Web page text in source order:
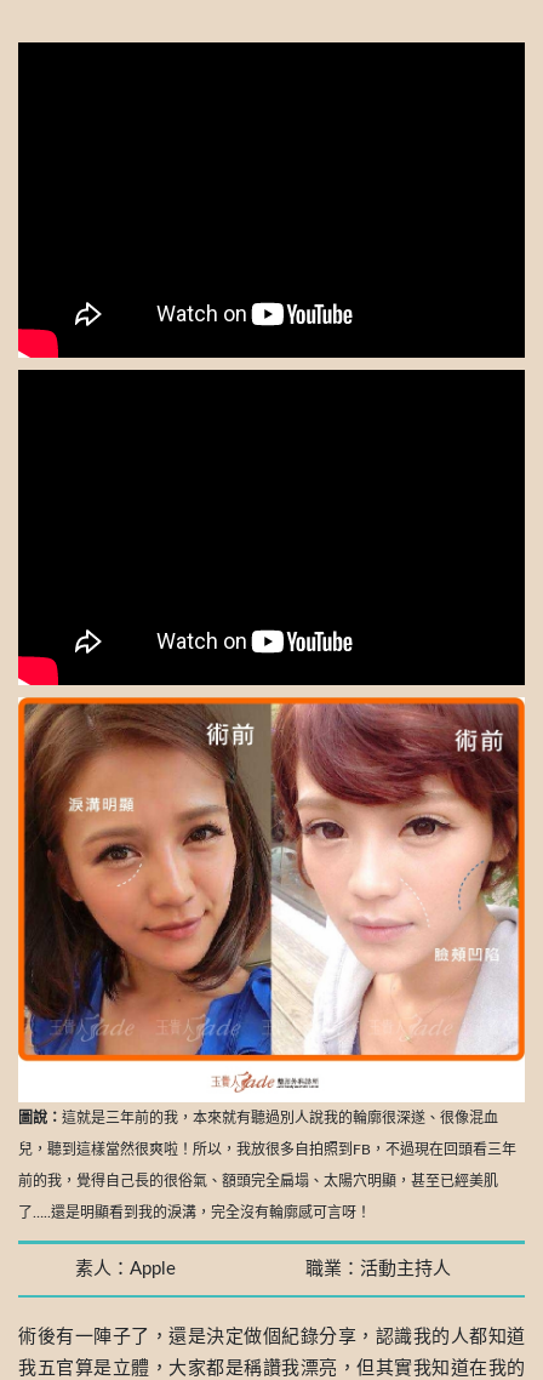
圖說： 這就是三年前的我，本來就有聽過別人說我的輪廓很深遂、很像混血
兒，聽到這樣當然很爽啦！所以，我放很多自拍照到FB，不過現在回頭看三年
前的我，覺得自己長的很俗氣、額頭完全扁塌、太陽穴明顯，甚至已經美肌
了…..還是明顯看到我的淚溝，完全沒有輪廓感可言呀！
素人：Apple 職業：活動主持人
術後有一陣子了，還是決定做個紀錄分享，認識我的人都知道
我五官算是立體，大家都是稱讚我漂亮，但其實我知道在我的